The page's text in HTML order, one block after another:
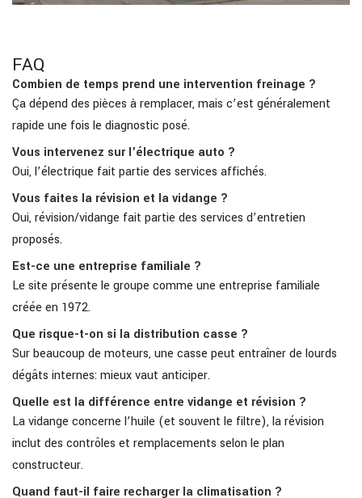
FAQ
Combien de temps prend une intervention freinage ?
Ça dépend des pièces à remplacer, mais c’est généralement
rapide une fois le diagnostic posé.
Vous intervenez sur l’électrique auto ?
Oui, l’électrique fait partie des services affichés.
Vous faites la révision et la vidange ?
Oui, révision/vidange fait partie des services d’entretien
proposés.
Est-ce une entreprise familiale ?
Le site présente le groupe comme une entreprise familiale
créée en 1972.
Que risque-t-on si la distribution casse ?
Sur beaucoup de moteurs, une casse peut entraîner de lourds
dégâts internes: mieux vaut anticiper.
Quelle est la différence entre vidange et révision ?
La vidange concerne l’huile (et souvent le filtre), la révision
inclut des contrôles et remplacements selon le plan
constructeur.
Quand faut-il faire recharger la climatisation ?